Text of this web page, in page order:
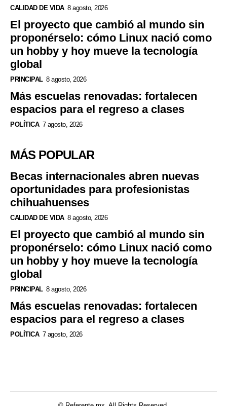
CALIDAD DE VIDA 8 agosto, 2026
El proyecto que cambió al mundo sin
proponérselo: cómo Linux nació como
un hobby y hoy mueve la tecnología
global
PRINCIPAL 8 agosto, 2026
Más escuelas renovadas: fortalecen
espacios para el regreso a clases
POLÍTICA 7 agosto, 2026
MÁS POPULAR
Becas internacionales abren nuevas
oportunidades para profesionistas
chihuahuenses
CALIDAD DE VIDA 8 agosto, 2026
El proyecto que cambió al mundo sin
proponérselo: cómo Linux nació como
un hobby y hoy mueve la tecnología
global
PRINCIPAL 8 agosto, 2026
Más escuelas renovadas: fortalecen
espacios para el regreso a clases
POLÍTICA 7 agosto, 2026